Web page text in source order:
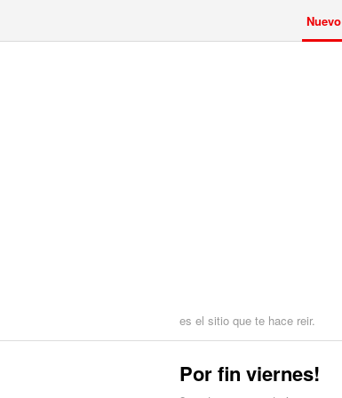
Nuevo
es el sitio que te hace reir.
Por fin viernes!